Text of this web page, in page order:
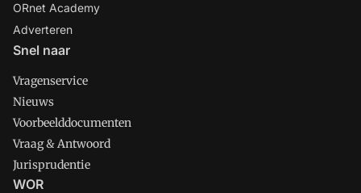
ORnet Academy
Adverteren
Snel naar
Vragenservice
Nieuws
Voorbeelddocumenten
Vraag & Antwoord
Jurisprudentie
WOR